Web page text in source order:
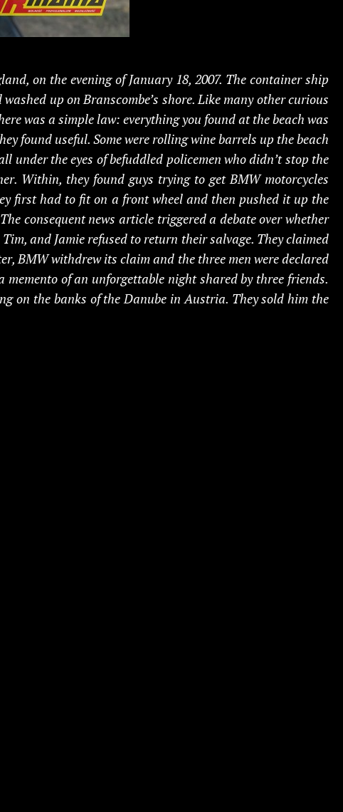
on the evening of January 18, 2007. The container ship
up on Branscombe’s shore. Like many other curious
was a simple law: everything you found at the beach was
found useful. Some were rolling wine barrels up the beach
the eyes of befuddled policemen who didn’t stop the
Within, they found guys trying to get BMW motorcycles
first had to fit on a front wheel and then pushed it up the
consequent news article triggered a debate over whether
and Jamie refused to return their salvage. They claimed
BMW withdrew its claim and the three men were declared
memento of an unforgettable night shared by three friends.
on the banks of the Danube in Austria. They sold him the